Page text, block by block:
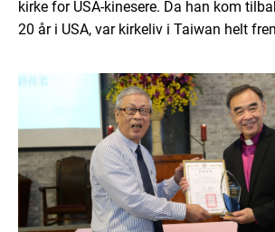
kirke for USA-kinesere. Da han kom
20 år i USA, var kirkeliv i Taiwan helt